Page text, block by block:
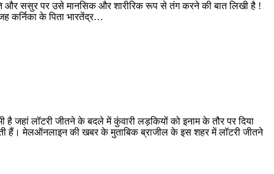
और ससुर पर उसे मानसिक और शारीरिक रूप से तंग करने की बात लिखी है !
कर्निका के पिता भारतेंद्र…
लॉटरी जीतने के बदले में कुंवारी लड़कियों को इनाम के तौर पर दिया
हैं। मेलऑनलाइन की खबर के मुताबिक ब्राजील के इस शहर में लॉटरी जीतने